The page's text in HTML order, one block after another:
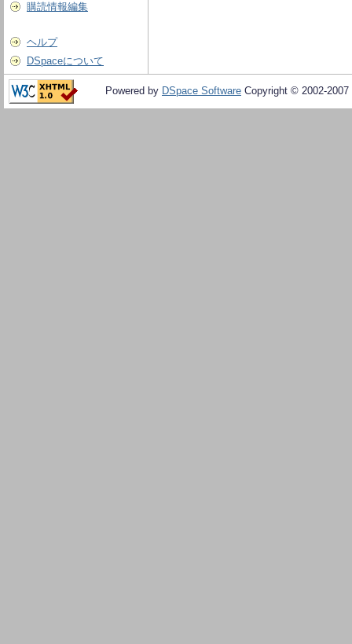
購読情報編集
ヘルプ
DSpaceについて
Powered by DSpace Software Copyright © 2002-2007